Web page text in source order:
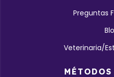
Preguntas
Veterinaria/